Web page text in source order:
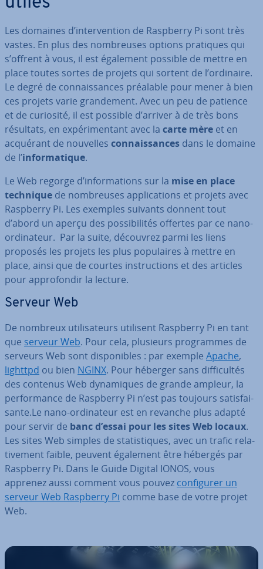
Les domaines d’in­ter­ven­tion de Raspberry Pi sont très
vastes. En plus des nom­breuses options pratiques qui
s’offrent à vous, il est également possible de mettre en
place toutes sortes de projets qui sortent de l’ordinaire.
Le degré de con­nais­sances préalable pour mener à bien
ces projets varie gran­de­ment. Avec un peu de patience
et de curiosité, il est possible d’arriver à de très bons
résultats, en ex­pé­ri­men­tant avec la carte mère et en
acquérant de nouvelles con­nais­sances dans le domaine
de l’in­for­ma­tique.
Le Web regorge d’in­for­ma­tions sur la mise en place
technique de nom­breuses ap­pli­ca­tions et projets avec
Raspberry Pi. Les exemples suivants donnent tout
d’abord un aperçu des pos­si­bi­li­tés offertes par ce nano-
or­di­na­teur. Par la suite, découvrez parmi les liens
proposés les projets les plus po­pu­laires à mettre en
place, ainsi que de courtes ins­truc­tions et des articles
pour ap­pro­fon­dir la lecture.
Serveur Web
De nombreux uti­li­sa­teurs utilisent Raspberry Pi en tant
que serveur Web. Pour cela, plusieurs pro­grammes de
serveurs Web sont dis­po­nibles : par exemple Apache,
lighttpd ou bien NGINX. Pour héberger sans dif­fi­cul­tés
des contenus Web dy­na­miques de grande ampleur, la
per­for­mance de Raspberry Pi n’est pas toujours sa­tis­fai­
sante.Le nano-or­di­na­teur est en revanche plus adapté
pour servir de banc d’essai pour les sites Web locaux.
Les sites Web simples de sta­tis­tiques, avec un trafic re­la­
ti­ve­ment faible, peuvent également être hébergés par
Raspberry Pi. Dans le Guide Digital IONOS, vous
apprenez aussi comment vous pouvez con­fi­gu­rer un
serveur Web Raspberry Pi comme base de votre projet
Web.